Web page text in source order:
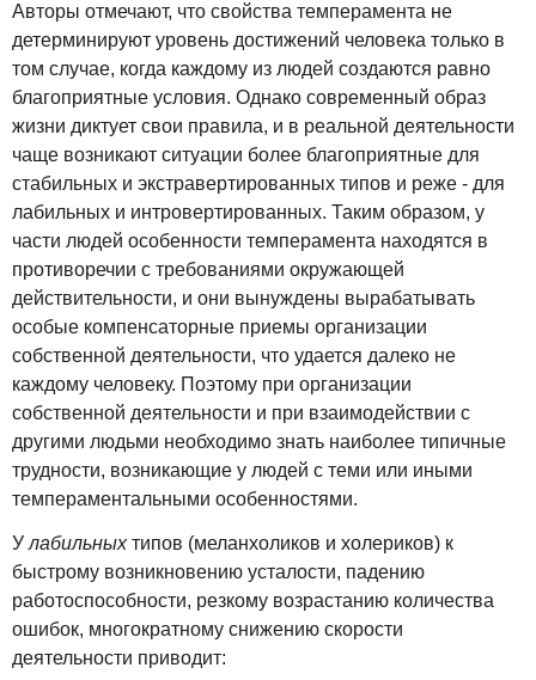
Авторы отмечают, что свойства темперамента не
детерминируют уровень достижений человека только в
том случае, когда каждому из людей создаются равно
благоприятные условия. Однако современный образ
жизни диктует свои правила, и в реальной деятельности
чаще возникают ситуации более благоприятные для
стабильных и экстравертированных типов и реже - для
лабильных и интровертированных. Таким образом, у
части людей особенности темперамента находятся в
противоречии с требованиями окружающей
действительности, и они вынуждены вырабатывать
особые компенсаторные приемы организации
собственной деятельности, что удается далеко не
каждому человеку. Поэтому при организации
собственной деятельности и при взаимодействии с
другими людьми необходимо знать наиболее типичные
трудности, возникающие у людей с теми или иными
темпераментальными особенностями.
У лабильныхтипов (меланхоликов и холериков) к
быстрому возникновению усталости, падению
работоспособности, резкому возрастанию количества
ошибок, многократному снижению скорости
деятельности приводит: